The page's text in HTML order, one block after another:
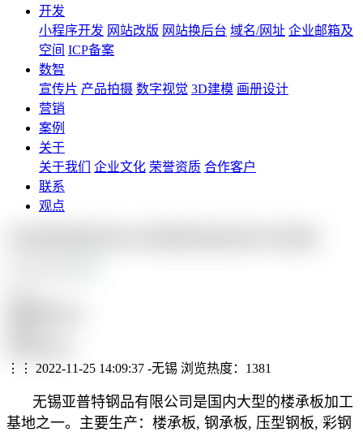
开发
小程序开发 网站改版 网站换后台 域名/网址 企业邮箱及
空间 ICP备案
数智
宣传片 产品拍摄 数字视觉 3D建模 画册设计
营销
案例
关于
关于我们
企业文化 荣誉资质 合作客户
联系
观点
⋮⋮ 2022-11-25 14:09:37 -无锡 浏览热度：1381
无锡亚普特钢品有限公司是国内大型的楼承板加工
基地之一。主要生产：楼承板, 钢承板, 压型钢板, 彩钢